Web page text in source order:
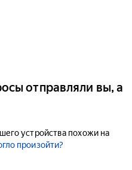
отправляли вы, а
устройства похожи на
произойти?